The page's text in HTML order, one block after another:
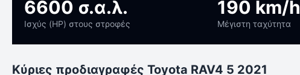
6600 σ.α.λ.
Ισχύς (HP) στους στροφές
190 km/h
Μέγιστη ταχύτητα
Κύριες προδιαγραφές Toyota RAV4 5 2021